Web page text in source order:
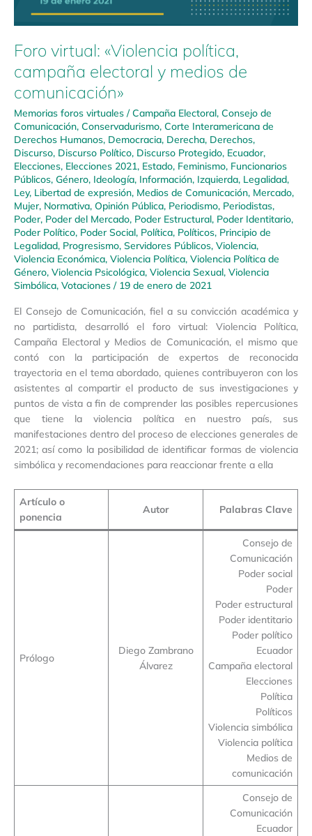
Foro virtual: «Violencia política,
campaña electoral y medios de
comunicación»
Memorias foros virtuales /Campaña Electoral, Consejo de
Comunicación, Conservadurismo, Corte Interamericana de
Derechos Humanos, Democracia, Derecha, Derechos,
Discurso, Discurso Político, Discurso Protegido, Ecuador,
Elecciones, Elecciones 2021, Estado, Feminismo, Funcionarios
Públicos, Género, Ideología, Información, Izquierda, Legalidad,
Ley, Libertad de expresión, Medios de Comunicación, Mercado,
Mujer, Normativa, Opinión Pública, Periodismo, Periodistas,
Poder, Poder del Mercado, Poder Estructural, Poder Identitario,
Poder Político, Poder Social, Política, Políticos, Principio de
Legalidad, Progresismo, Servidores Públicos, Violencia,
Violencia Económica, Violencia Política, Violencia Política de
Género, Violencia Psicológica, Violencia Sexual, Violencia
Simbólica, Votaciones / 19 de enero de 2021
El Consejo de Comunicación, fiel a su convicción académica y
no partidista, desarrolló el foro virtual: Violencia Política,
Campaña Electoral y Medios de Comunicación, el mismo que
contó con la participación de expertos de reconocida
trayectoria en el tema abordado, quienes contribuyeron con los
asistentes al compartir el producto de sus investigaciones y
puntos de vista a fin de comprender las posibles repercusiones
que tiene la violencia política en nuestro país, sus
manifestaciones dentro del proceso de elecciones generales de
2021; así como la posibilidad de identificar formas de violencia
simbólica y recomendaciones para reaccionar frente a ella
Artículo o
ponencia
Autor Palabras Clave
Prólogo
Diego Zambrano
Álvarez
Consejo de
Comunicación
Poder social
Poder
Poder estructural
Poder identitario
Poder político
Ecuador
Campaña electoral
Elecciones
Política
Políticos
Violencia simbólica
Violencia política
Medios de
comunicación
Consejo de
Comunicación
Ecuador